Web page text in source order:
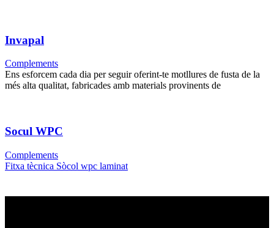
Invapal
Complements
Ens esforcem cada dia per seguir oferint-te motllures de fusta de la
més alta qualitat, fabricades amb materials provinents de
Socul WPC
Complements
Fitxa tècnica Sòcol wpc laminat